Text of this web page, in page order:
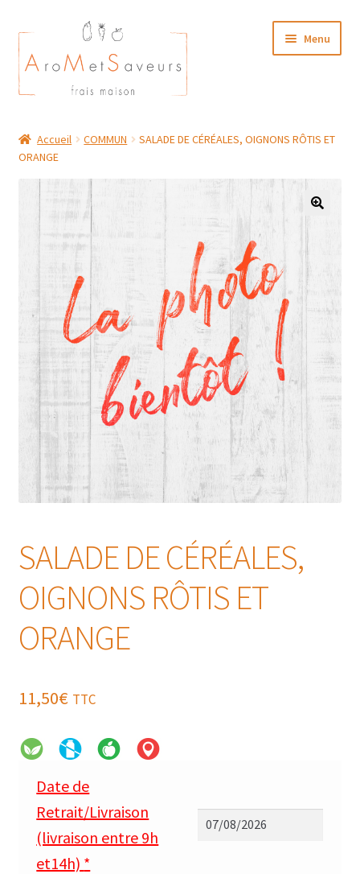
Aller
à
la
navigation
Aller
au
contenu
Menu
Plat du Jour/ Menu Week end
NOS BOUTIQUES
MON COMPTE
Accueil COMMUN
SALADE DE CÉRÉALES, OIGNONS RÔTIS ET
ORANGE
SALADE DE CÉRÉALES,
OIGNONS RÔTIS ET
ORANGE
11,50€ TTC
Date de
Retrait/Livraison
(livraison entre 9h
et14h) *